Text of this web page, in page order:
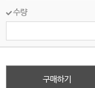
수량
구매하기